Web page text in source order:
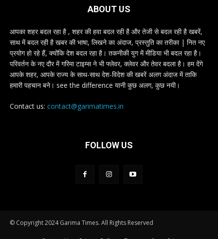
ABOUT US
आपका शहर बदल रहा है , शहर की हवा बदल रही है और तेजी से बदल रही है खबरें,
साथ में बदल रही है खबर की भाषा, लिखने का अंदाज, प्रस्तुति का तरीका | नित नए
प्रयोग हो रहे हैं, क्योंकि देश बदल रहा है। तकनीकी युग में मीडिया भी बदल रहा है।
परिवर्तन के नए दौर में गरिमा टाइम्स ने भी फ्लेवर, क्लेवर और तेवर बदला है। हम देंगे
आपके शहर, आपके राज्य के साथ-साथ देश-विदेश की खबरें अलग अंदाज में ताकि
हमारी पहचान बने। see the difference यानी कुछ अलग, कुछ नयी।
Contact us: contact@garimatimes.in
FOLLOW US
© Copyright 2024 Garima Times. All Rights Reserved